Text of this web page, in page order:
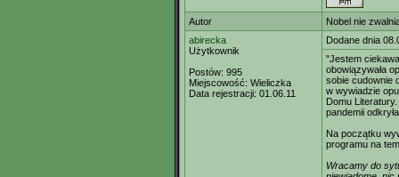
Autor
Nobel nie
abirecka
Użytkownik
Postów: 995
Miejscowość: Wieliczka
Data rejestracji: 01.06.11
Dodane dnia
"Jestem
obowiązywała
sobie cudownie
w wywiadzie
Domu
pandemii
Na początku
programu na
Wracamy do